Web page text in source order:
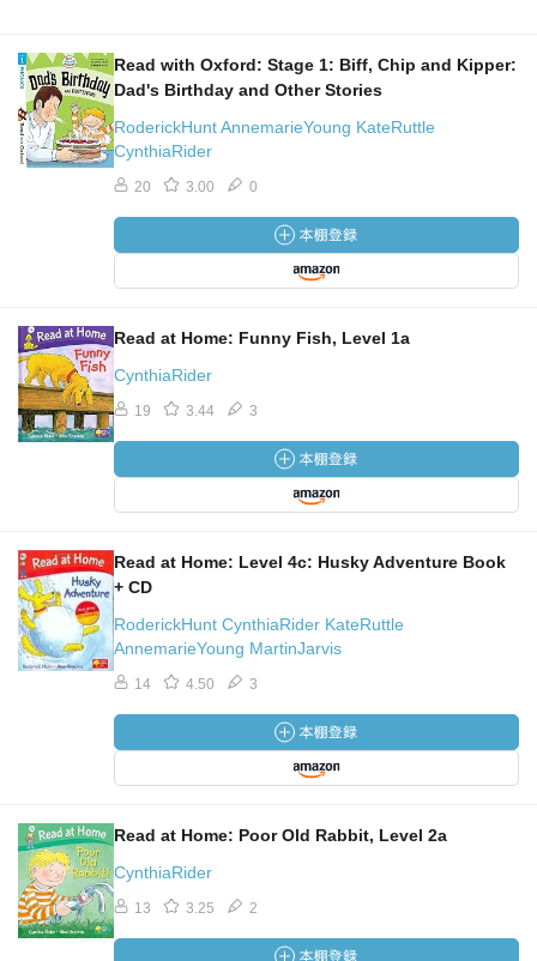
Read with Oxford: Stage 1: Biff, Chip and Kipper:
Dad's Birthday and Other Stories
RoderickHunt AnnemarieYoung KateRuttle
CynthiaRider
20 3.00 0
Read at Home: Funny Fish, Level 1a
CynthiaRider
19 3.44 3
Read at Home: Level 4c: Husky Adventure Book
+ CD
RoderickHunt CynthiaRider KateRuttle
AnnemarieYoung MartinJarvis
14 4.50 3
Read at Home: Poor Old Rabbit, Level 2a
CynthiaRider
13 3.25 2